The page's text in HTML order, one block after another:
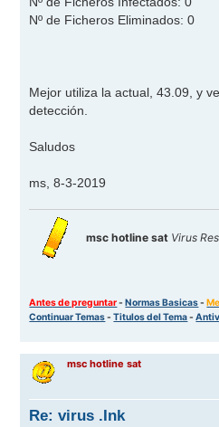
Nº de Ficheros Eliminados: 0
Mejor utiliza la actual, 43.09, y
detección.
Saludos
ms, 8-3-2019
msc hotline sat Virus
Antes de preguntar-Normas Basicas-
Continuar Temas-Titulos del Tema-
msc hotline sat
Re: virus .Ink